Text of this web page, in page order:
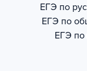
ЕГЭ по
ЕГЭ по
ЕГЭ по